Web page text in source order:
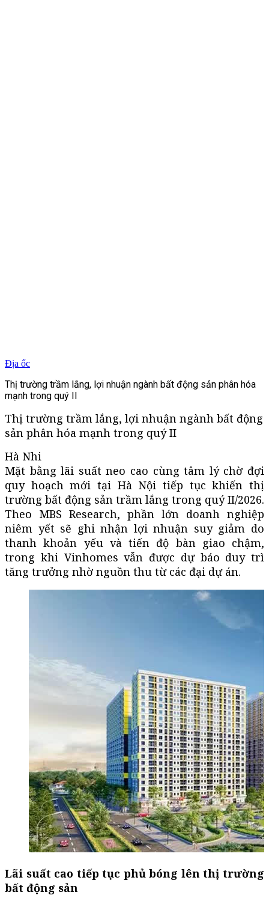
Địa ốc
Thị trường trầm lắng, lợi nhuận ngành bất động sản phân hóa
mạnh trong quý II
Thị trường trầm lắng, lợi nhuận ngành bất động
sản phân hóa mạnh trong quý II
Hà Nhi
Mặt bằng lãi suất neo cao cùng tâm lý chờ đợi
quy hoạch mới tại Hà Nội tiếp tục khiến thị
trường bất động sản trầm lắng trong quý II/2026.
Theo MBS Research, phần lớn doanh nghiệp
niêm yết sẽ ghi nhận lợi nhuận suy giảm do
thanh khoản yếu và tiến độ bàn giao chậm,
trong khi Vinhomes vẫn được dự báo duy trì
tăng trưởng nhờ nguồn thu từ các đại dự án.
Lãi suất cao tiếp tục phủ bóng lên thị trường
bất động sản